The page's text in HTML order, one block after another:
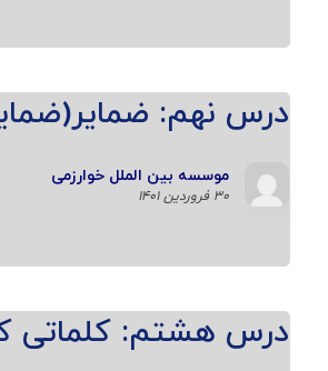
درس نهم:
موسسه بین الملل خوارزمی
۳۰ فروردین ۱۴۰۱
درس هشتم: کلماتی